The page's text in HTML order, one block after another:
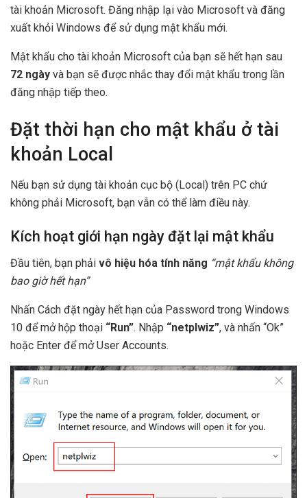
tài khoản Microsoft. Đăng nhập lại vào Microsoft và đăng
xuất khỏi Windows để sử dụng mật khẩu mới.
Mật khẩu cho tài khoản Microsoft của bạn sẽ hết hạn sau
72 ngày và bạn sẽ được nhắc thay đổi mật khẩu trong lần
đăng nhập tiếp theo.
Đặt thời hạn cho mật khẩu ở tài
khoản Local
Nếu bạn sử dụng tài khoản cục bộ (Local) trên PC chứ
không phải Microsoft, bạn vẫn có thể làm điều này.
Kích hoạt giới hạn ngày đặt lại mật khẩu
Đầu tiên, bạn phải vô hiệu hóa tính năng “mật khẩu không
bao giờ hết hạn”
Nhấn Cách đặt ngày hết hạn của Password trong Windows
10 để mở hộp thoại “Run”. Nhập “netplwiz”, và nhấn “Ok”
hoặc Enter để mở User Accounts.